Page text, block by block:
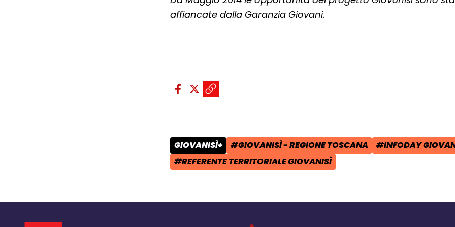
affiancate dalla Garanzia Giovani.
Condividi sui social:
Condividi su Facebook - apre una nuova
Condividi su X - apre una nuova finestra del
Copia il link e condividi - apre una nuova
CATEGORIA POST:
GIOVANISÌ+ TAG:
#GIOVANISÌ - REGIONE TOSCANA TAG:
#INFODAY
TAG:
#REFERENTE TERRITORIALE GIOVANISÌ